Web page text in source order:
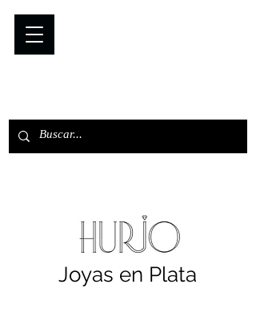
Joyas en Plata